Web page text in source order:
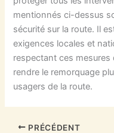
mentionnés ci-dessus
sécurité sur la route. Il
exigences locales et
respectant ces
rendre le remorquage
usagers de la route.
PRÉCÉDENT